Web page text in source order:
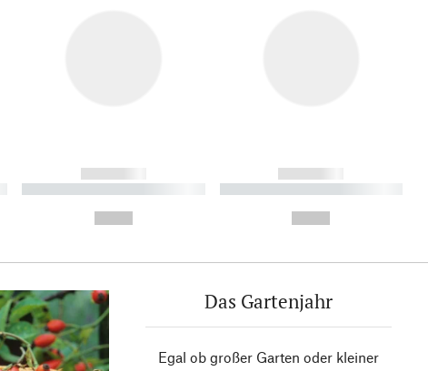
------------
----------- ----------- ----------
------------
----------- ----------- ----------
Das Gartenjahr
Egal ob großer Garten oder kleiner